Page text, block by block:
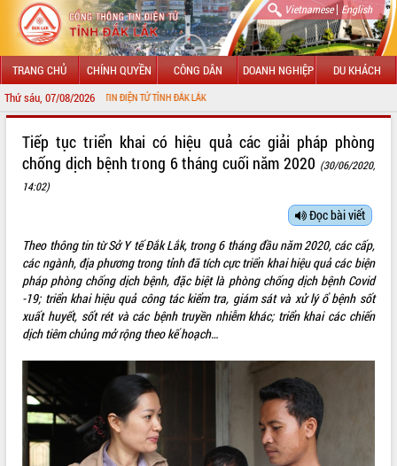
Vietnamese| English
TRANG CHỦ CHÍNH QUYỀN CÔNG DÂN DOANH NGHIỆP DU KHÁCH
Thứ sáu, 07/08/2026
LÃNH ĐẠO UBND TỈNH
SỞ, BAN, NGÀNH
UBND CÁC XÃ, PHƯỜNG
THÔNG TIN CHỈ ĐẠO ĐIỀU HÀNH
VĂN BẢN HĐND TỈNH
ĐIỂM TIN VĂN BẢN
QUY HOẠCH - KẾ HOẠCH
Tiếp tục triển khai có hiệu quả các giải pháp phòng
chống dịch bệnh trong 6 tháng cuối năm 2020 (30/06/2020,
14:02)
Đọc bài viết
Theo thông tin từ Sở Y tế Đắk Lắk, trong 6 tháng đầu năm 2020, các cấp,
các ngành, địa phương trong tỉnh đã tích cực triển khai hiệu quả các biện
pháp phòng chống dịch bệnh, đặc biệt là phòng chống dịch bệnh Covid
-19; triển khai hiệu quả công tác kiểm tra, giám sát và xử lý ổ bệnh sốt
xuất huyết, sốt rét và các bệnh truyền nhiễm khác; triển khai các chiến
dịch tiêm chủng mở rộng theo kế hoạch…